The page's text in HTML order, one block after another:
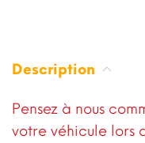
Description
Pensez à nous
votre véhicule lors